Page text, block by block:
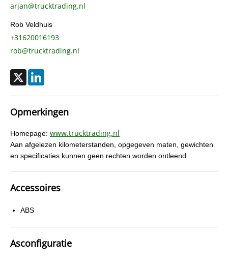
arjan@trucktrading.nl
Rob Veldhuis
+31620016193
rob@trucktrading.nl
Opmerkingen
Homepage: www.trucktrading.nl
Aan afgelezen kilometerstanden, opgegeven maten, gewichten
en specificaties kunnen geen rechten worden ontleend.
Accessoires
ABS
Asconfiguratie